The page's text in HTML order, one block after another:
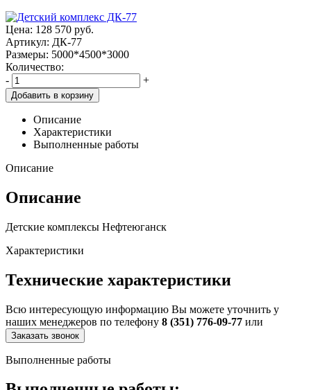
Цена: 128 570 руб.
Артикул: ДК-77
Размеры: 5000*4500*3000
Количество:
-
+
Добавить в корзину
Описание
Характеристики
Выполненные работы
Описание
Описание
Детские комплексы Нефтеюганск
Характеристики
Технические характеристики
Всю интересующую информацию Вы можете уточнить у
наших менеджеров по телефону 8 (351) 776-09-77 или
Заказать звонок
Выполненные работы